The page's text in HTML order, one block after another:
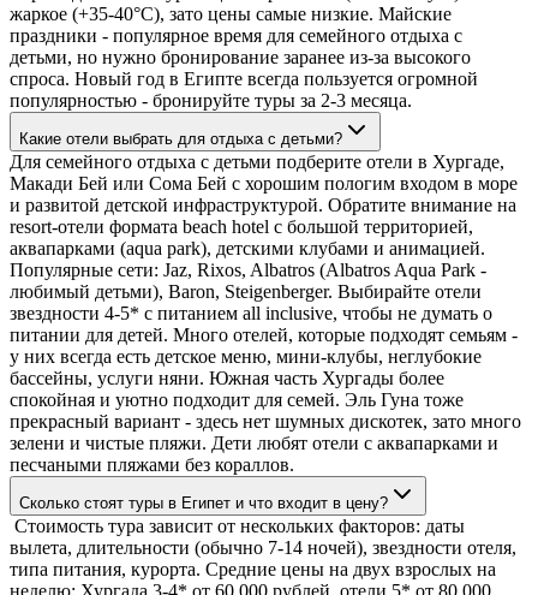
жаркое (+35-40°C), зато цены самые низкие. Майские
праздники - популярное время для семейного отдыха с
детьми, но нужно бронирование заранее из-за высокого
спроса. Новый год в Египте всегда пользуется огромной
популярностью - бронируйте туры за 2-3 месяца.
Какие отели выбрать для отдыха с детьми?
Для семейного отдыха с детьми подберите отели в Хургаде,
Макади Бей или Сома Бей с хорошим пологим входом в море
и развитой детской инфраструктурой. Обратите внимание на
resort-отели формата beach hotel с большой территорией,
аквапарками (aqua park), детскими клубами и анимацией.
Популярные сети: Jaz, Rixos, Albatros (Albatros Aqua Park -
любимый детьми), Baron, Steigenberger. Выбирайте отели
звездности 4-5* с питанием all inclusive, чтобы не думать о
питании для детей. Много отелей, которые подходят семьям -
у них всегда есть детское меню, мини-клубы, неглубокие
бассейны, услуги няни. Южная часть Хургады более
спокойная и уютно подходит для семей. Эль Гуна тоже
прекрасный вариант - здесь нет шумных дискотек, зато много
зелени и чистые пляжи. Дети любят отели с аквапарками и
песчаными пляжами без кораллов.
Сколько стоят туры в Египет и что входит в цену?
Стоимость тура зависит от нескольких факторов: даты
вылета, длительности (обычно 7-14 ночей), звездности отеля,
типа питания, курорта. Средние цены на двух взрослых на
неделю: Хургада 3-4* от 60 000 рублей, отели 5* от 80 000